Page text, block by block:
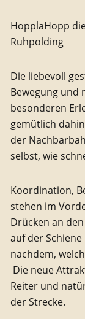
HopplaHopp
Ruhpolding
Die liebevoll
Bewegung und
besonderen
gemütlich
der
selbst, wie
Koordination,
stehen im
Drücken an
auf der
nachdem,
Die neue
Reiter und
der Strecke.